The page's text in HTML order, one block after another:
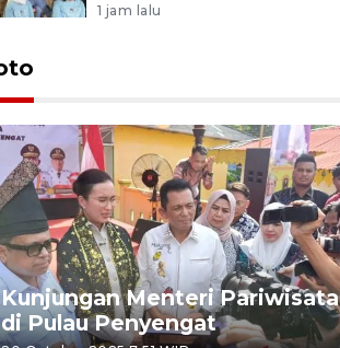
1 jam lalu
Kunjungan Menteri Pariwisata
di Pulau Penyengat